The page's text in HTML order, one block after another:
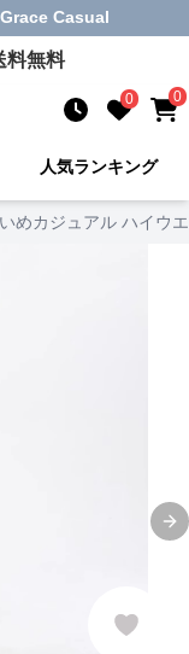
Grace Casual
料無料
0 0
人気ランキング
めカジュアル ハイウ